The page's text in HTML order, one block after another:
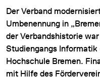
Der Verband
Umbenennung in
der Verbandshistorie
Studiengangs
Hochschule Bremen.
mit Hilfe des